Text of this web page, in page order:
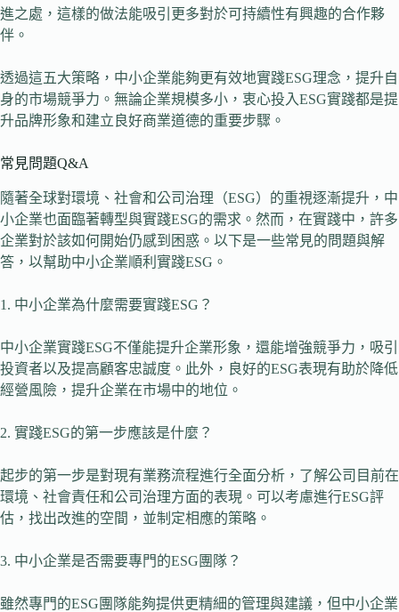
進之處，這樣的做法能吸引更多對於可持續性有興趣的合作夥
伴。
透過這五大策略，中小企業能夠更有效地實踐ESG理念，提升自
身的市場競爭力。無論企業規模多小，衷心投入ESG實踐都是提
升品牌形象和建立良好商業道德的重要步驟。
常見問題Q&A
隨著全球對環境、社會和公司治理（ESG）的重視逐漸提升，中
小企業也面臨著轉型與實踐ESG的需求。然而，在實踐中，許多
企業對於該如何開始仍感到困惑。以下是一些常見的問題與解
答，以幫助中小企業順利實踐ESG。
1. 中小企業為什麼需要實踐ESG？
中小企業實踐ESG不僅能提升企業形象，還能增強競爭力，吸引
投資者以及提高顧客忠誠度。此外，良好的ESG表現有助於降低
經營風險，提升企業在市場中的地位。
2. 實踐ESG的第一步應該是什麼？
起步的第一步是對現有業務流程進行全面分析，了解公司目前在
環境、社會責任和公司治理方面的表現。可以考慮進行ESG評
估，找出改進的空間，並制定相應的策略。
3. 中小企業是否需要專門的ESG團隊？
雖然專門的ESG團隊能夠提供更精細的管理與建議，但中小企業